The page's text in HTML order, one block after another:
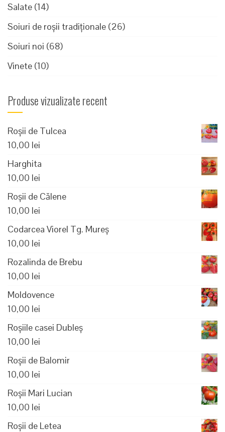
Salate (14)
Soiuri de roșii tradiționale (26)
Soiuri noi (68)
Vinete (10)
Produse vizualizate recent
Roșii de Tulcea
10,00 lei
Harghita
10,00 lei
Roșii de Călene
10,00 lei
Codarcea Viorel Tg. Mureș
10,00 lei
Rozalinda de Brebu
10,00 lei
Moldovence
10,00 lei
Roșiile casei Dubleș
10,00 lei
Roșii de Balomir
10,00 lei
Roșii Mari Lucian
10,00 lei
Roșii de Letea